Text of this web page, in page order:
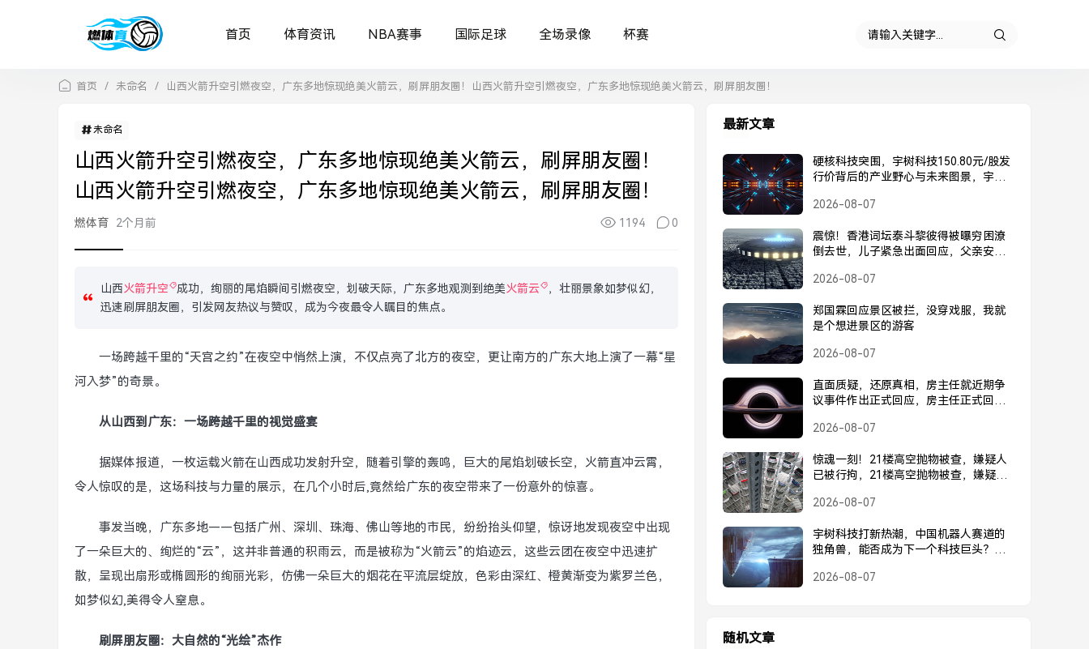
首页 体育资讯 NBA赛事 国际足球 全场录像 杯赛
首页 / 未命名 / 山西火箭升空引燃夜空，广东多地惊现绝美火箭云，刷屏朋友圈！山西火箭升空引燃夜空，广东多地惊现绝美火箭云，刷屏朋友圈！
未命名
山西火箭升空引燃夜空，广东多地惊现绝美火箭云，刷屏朋友圈！
山西火箭升空引燃夜空，广东多地惊现绝美火箭云，刷屏朋友圈！
燃体育 2个月前 1194 0
山西火箭升空 成功，绚丽的尾焰瞬间引燃夜空，划破天际，广东多地观测到绝美火箭云
，壮丽景象如梦似幻，
迅速刷屏朋友圈，引发网友热议与赞叹，成为今夜最令人瞩目的焦点。
一场跨越千里的“天宫之约”在夜空中悄然上演，不仅点亮了北方的夜空，更让南方的广东大地上演了一幕“星
河入梦”的奇景。
从山西到广东：一场跨越千里的视觉盛宴
据媒体报道，一枚运载火箭在山西成功发射升空，随着引擎的轰鸣，巨大的尾焰划破长空，火箭直冲云霄，
令人惊叹的是，这场科技与力量的展示，在几个小时后,竟然给广东的夜空带来了一份意外的惊喜。
事发当晚，广东多地——包括广州、深圳、珠海、佛山等地的市民，纷纷抬头仰望，惊讶地发现夜空中出现
了一朵巨大的、绚烂的“云”，这并非普通的积雨云，而是被称为“火箭云”的焰迹云，这些云团在夜空中迅速扩
散，呈现出扇形或椭圆形的绚丽光彩，仿佛一朵巨大的烟花在平流层绽放，色彩由深红、橙黄渐变为紫罗兰色，
如梦似幻,美得令人窒息。
刷屏朋友圈：大自然的“光绘”杰作
最新文章
硬核科技突围，宇树科技150.80元/股发
行价背后的产业野心与未来图景，宇树
背后的产业野心与未来图景
2026-08-07
震惊！香港词坛泰斗黎彼得被曝穷困潦
倒去世，儿子紧急出面回应，父亲安
紧急回应，父亲安好并未离世
2026-08-07
郑国霖回应景区被拦，没穿戏服，我就
是个想进景区的游客
2026-08-07
直面质疑，还原真相，房主任就近期争
议事件作出正式回应，房主任正式回应
2026-08-07
惊魂一刻！21楼高空抛物被查，嫌疑人
已被行拘，21楼高空抛物被查，嫌疑人
2026-08-07
宇树科技打新热潮，中国机器人赛道的
独角兽，能否成为下一个科技巨头？宇
否成为下一个科技巨头？
2026-08-07
随机文章